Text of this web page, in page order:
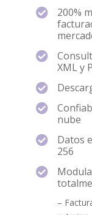

200%

XML y


nube

Datos
256

–